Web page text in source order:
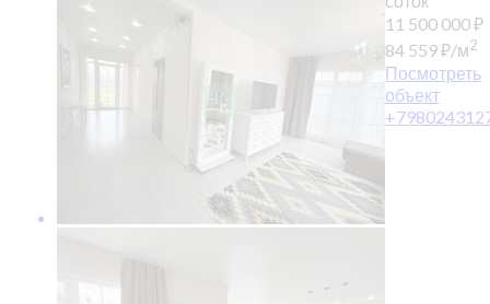
11 500 000₽
84 559₽/м2
Посмотреть
объект